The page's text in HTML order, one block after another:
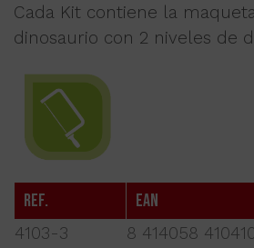
Cada Kit contiene la
dinosaurio con 2 niveles de
Ref. EAN
4103-3 8 414058